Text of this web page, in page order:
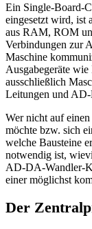
Ein Single-Board-
eingesetzt wird, ist
aus RAM, ROM
Verbindungen zur
Maschine
Ausgabegeräte
ausschließlich
Leitungen und
Wer nicht auf
möchte bzw. sich
welche Bausteine
notwendig ist,
AD-DA-Wandler-
einer möglichst
Der